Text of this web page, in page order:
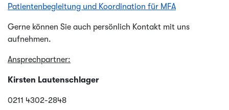
Patientenbegleitung und Koordination für MFA
Gerne können Sie auch persönlich Kontakt mit uns
aufnehmen.
Ansprechpartner:
Kirsten Lautenschlager
0211 4302-2848